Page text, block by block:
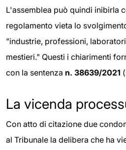
L'assemblea può quindi inibirla
regolamento vieta lo
"industrie, professioni,
mestieri." Questi i chiarimenti
con la sentenza n. 38639/2021
La vicenda
Con atto di citazione due
al Tribunale la delibera che ha